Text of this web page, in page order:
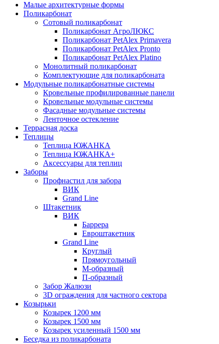
Малые архитектурные формы
Поликарбонат
Сотовый поликарбонат
Поликарбонат АгроЛЮКС
Поликарбонат PetAlex Primavera
Поликарбонат PetAlex Pronto
Поликарбонат PetAlex Platino
Монолитный поликарбонат
Комплектующие для поликарбоната
Модульные поликарбонатные системы
Кровельные профилированные панели
Кровельные модульные системы
Фасадные модульные системы
Ленточное остекление
Террасная доска
Теплицы
Теплица ЮЖАНКА
Теплица ЮЖАНКА+
Аксессуары для теплиц
Заборы
Профнастил для забора
ВИК
Grand Line
Штакетник
ВИК
Баррера
Евроштакетник
Grand Line
Круглый
Прямоугольный
М-образный
П-образный
Забор Жалюзи
3D ограждения для частного сектора
Козырьки
Козырек 1200 мм
Козырек 1500 мм
Козырек усиленный 1500 мм
Беседка из поликарбоната